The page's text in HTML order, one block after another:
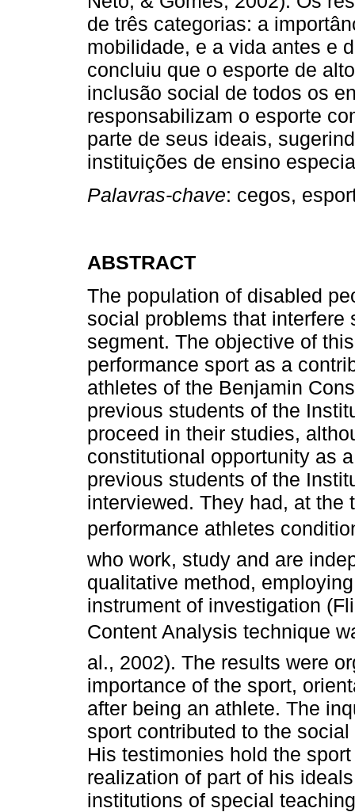
de três categorias: a
mobilidade, e a vida antes e
concluiu que o esporte de
inclusão social de todos os
responsabilizam o esporte
parte de seus ideais,
instituições de ensino
Palavras-chave: cegos,
ABSTRACT
The population of disabled
social problems that
segment. The objective of
performance sport as a
athletes of the Benjamin
previous students of the
proceed in their studies,
constitutional opportunity as
previous students of the
interviewed. They had, at the
performance athletes
who work, study and are
qualitative method,
instrument of investigation
Content Analysis technique
al., 2002). The results were
importance of the sport,
after being an athlete. The
sport contributed to the
His testimonies hold the
realization of part of his
institutions of special